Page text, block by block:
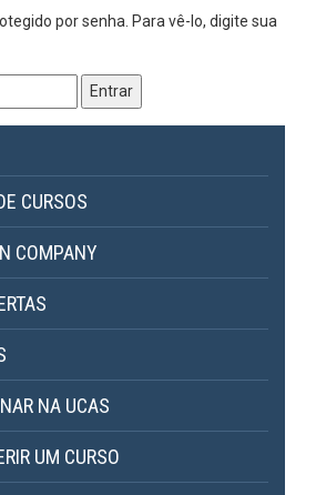
por senha. Para vê-lo, digite sua
CURSOS
COMPANY
NA UCAS
UM CURSO